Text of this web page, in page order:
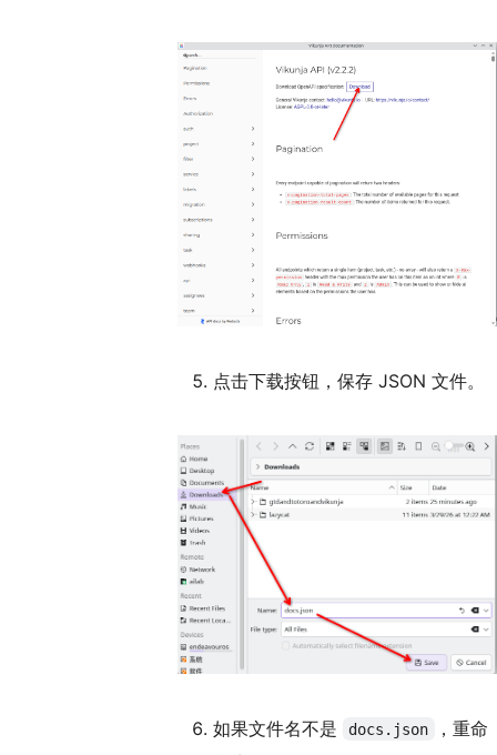
点击下载按钮，保存 JSON 文件。
如果文件名不是 docs.json
，重命